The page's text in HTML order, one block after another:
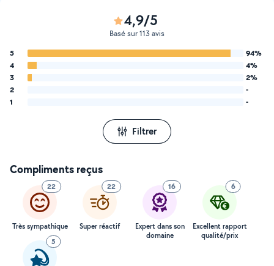
4,9/5
Basé sur 113 avis
5
94%
4
4%
3
2%
2
-
1
-
Filtrer
Compliments reçus
22
Très sympathique
22
Super réactif
16
Expert dans son
domaine
6
Excellent rapport
qualité/prix
5